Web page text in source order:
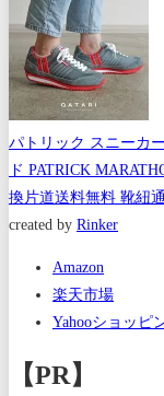
パトリック スニーカ
ド PATRICK
換片道送料無料 靴紐
created by Rinker
Amazon
楽天市場
Yahooショッピ
【PR】